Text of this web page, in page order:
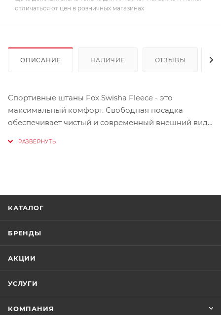
отличаться от цен в розничных магазинах
ОПИСАНИЕ НАЛИЧИЕ ОТЗЫВЫ
Спортивные штаны Fox Swisha Fleece - это
максимальный комфорт. Свободная посадка
обеспечивает чистый и современный внешний вид,
Расслабленная посадка.
80% хлопок / 20% флис, 280 гр
КАТАЛОГ
БРЕНДЫ
АКЦИИ
УСЛУГИ
КОМПАНИЯ